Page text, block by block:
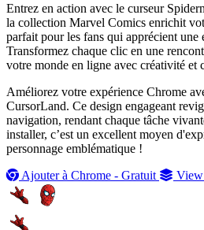
Entrez en action avec le curseur
la collection Marvel Comics enrichit
parfait pour les fans qui apprécient une
Transformez chaque clic en une
votre monde en ligne avec créativité et
Améliorez votre expérience Chrome
CursorLand. Ce design engageant
navigation, rendant chaque tâche
installer, c’est un excellent moyen
personnage emblématique !
Ajouter à Chrome - Gratuit